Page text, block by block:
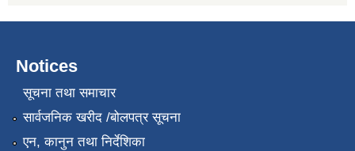
Notices
सूचना तथा समाचार
सार्वजनिक खरीद /बोलपत्र सूचना
एन, कानुन तथा निर्देशिका